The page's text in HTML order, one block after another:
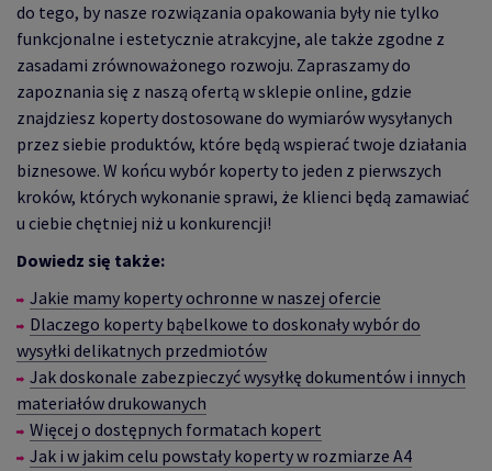
do tego, by nasze rozwiązania opakowania były nie tylko
funkcjonalne i estetycznie atrakcyjne, ale także zgodne z
zasadami zrównoważonego rozwoju. Zapraszamy do
zapoznania się z naszą ofertą w sklepie online, gdzie
znajdziesz koperty dostosowane do wymiarów wysyłanych
przez siebie produktów, które będą wspierać twoje działania
biznesowe. W końcu wybór koperty to jeden z pierwszych
kroków, których wykonanie sprawi, że klienci będą zamawiać
u ciebie chętniej niż u konkurencji!
Dowiedz się także:
Jakie mamy koperty ochronne w naszej ofercie
Dlaczego koperty bąbelkowe to doskonały wybór do
wysyłki delikatnych przedmiotów
Jak doskonale zabezpieczyć wysyłkę dokumentów i innych
materiałów drukowanych
Więcej o dostępnych formatach kopert
Jak i w jakim celu powstały koperty w rozmiarze A4